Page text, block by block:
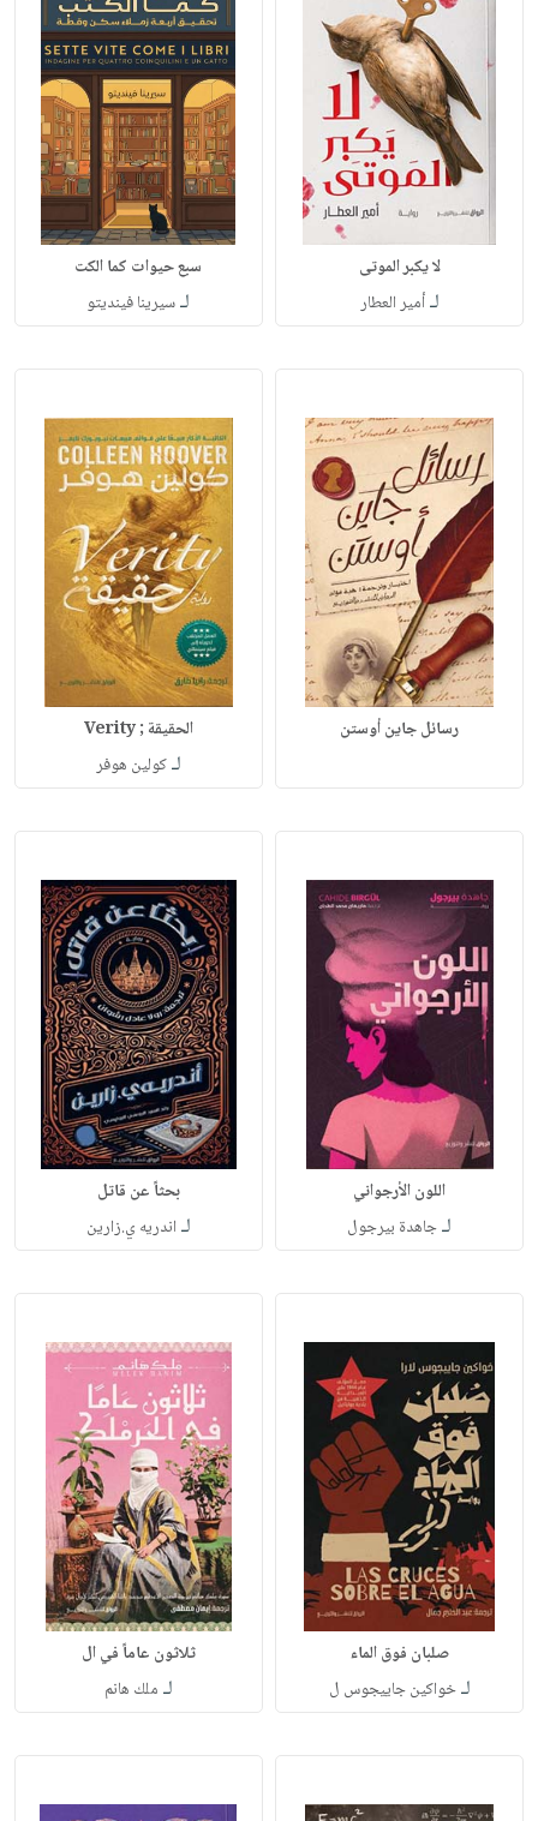
لا يكبر الموتى
لـأمير العطار
سبع حيوات كما الكت
لـسيرينا فينديتو
رسائل جاين أوستن الحقيقة ; Verity
لـكولين هوفر
اللون الأرجواني
لـجاهدة بيرجول
بحثاً عن قاتل
لـ اندريه ي.زارين
صلبان فوق الماء
لـخواكين جاييجوس ل
ثلاثون عاماً في ال
لـ ملك هانم